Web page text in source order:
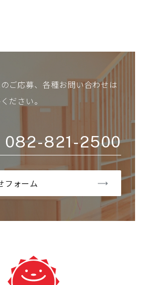
ご応募、各種お問い合わせは
ださい。
082-821-2500
フォーム